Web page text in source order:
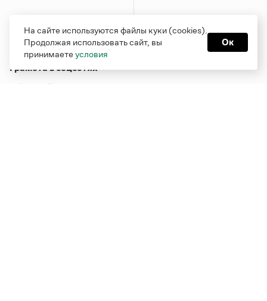
Грамота в соцсетях
На сайте используются файлы куки (cookies).
Продолжая использовать сайт, вы
принимаетеусловия
Ок